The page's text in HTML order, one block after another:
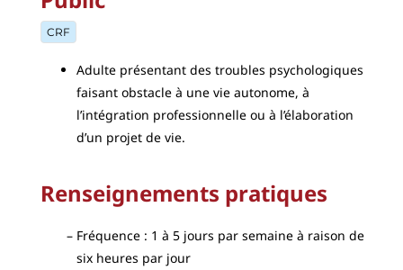
CRF
Adulte présentant des troubles psychologiques
faisant obstacle à une vie autonome, à
l’intégration professionnelle ou à l’élaboration
d’un projet de vie.
Renseignements pratiques
Fréquence : 1 à 5 jours par semaine à raison de
six heures par jour